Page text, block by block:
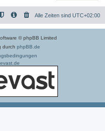
Alle Zeiten sind UTC+02:00
© phpBB Limited
durch phpBB.de